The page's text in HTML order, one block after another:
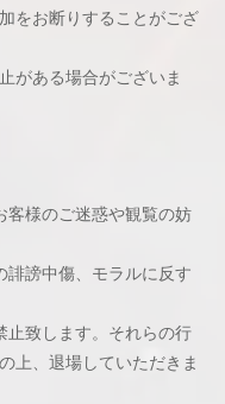
をお断りすることがござ
がある場合がございま
客様のご迷惑や観覧の妨
謗中傷、モラルに反す
止致します。それらの行
上、退場していただきま